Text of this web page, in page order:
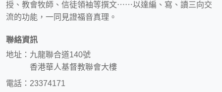
授、教會牧師、信徒領袖等撰文⋯⋯以達編、寫、讀三向交
流的功能，一同見證福音真理。
聯絡資訊
地址：九龍聯合道140號
香港華人基督教聯會大樓
電話：23374171